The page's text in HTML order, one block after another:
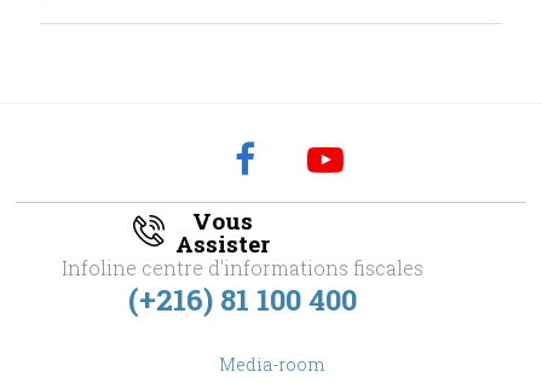
Vous
Assister
Infoline centre d'informations fiscales
(+216) 81 100 400
Media-room